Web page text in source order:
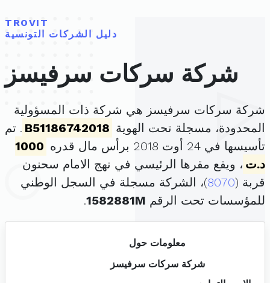
TROVIT
دليل الشركات التونسية
شركة سركات سرفيسز
شركة سركات سرفيسز هي شركة ذات المسؤولية
المحدودة، مسجلة تحت الهوية B51186742018 . تم
تأسيسها في 24 أوت 2018 برأس مال قدره
1000
د.ت ، ويقع مقرها الرئيسي في نهج الامام سحنون
قربة (8070)، الشركة مسجلة في السجل الوطني
للمؤسسات تحت الرقم 1582881M
.
معلومات حول
شركة سركات سرفيسز